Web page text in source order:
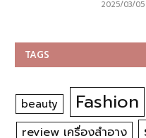
2025/03/05
TAGS
beauty Fashion
review เครื่องสำอาง